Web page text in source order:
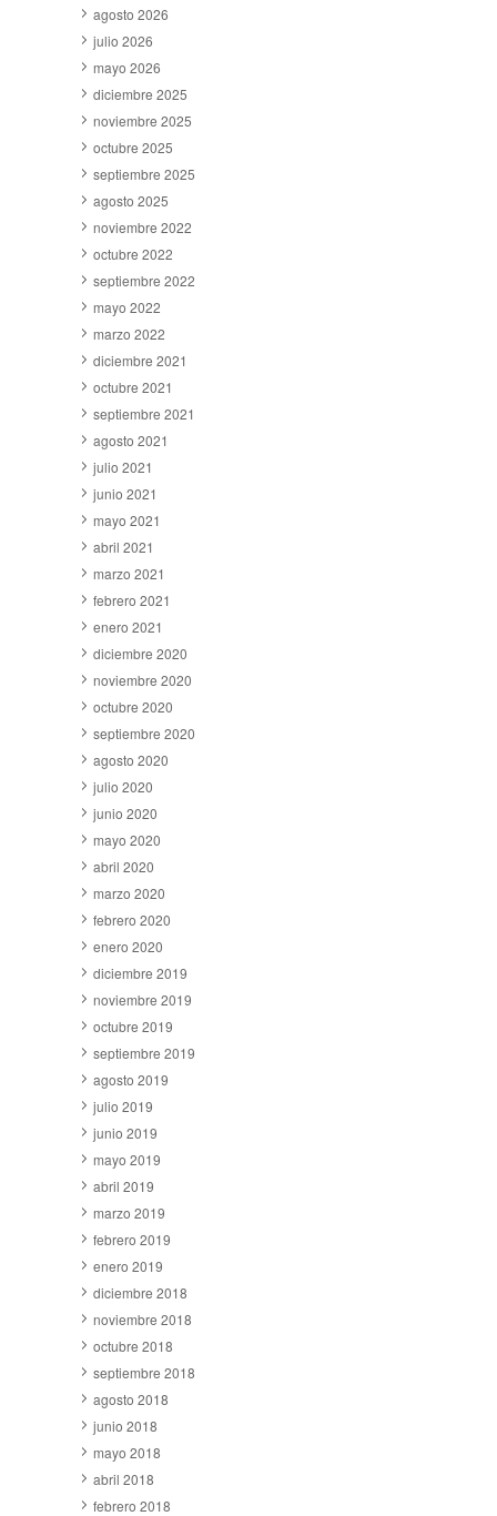
agosto 2026
julio 2026
mayo 2026
diciembre 2025
noviembre 2025
octubre 2025
septiembre 2025
agosto 2025
noviembre 2022
octubre 2022
septiembre 2022
mayo 2022
marzo 2022
diciembre 2021
octubre 2021
septiembre 2021
agosto 2021
julio 2021
junio 2021
mayo 2021
abril 2021
marzo 2021
febrero 2021
enero 2021
diciembre 2020
noviembre 2020
octubre 2020
septiembre 2020
agosto 2020
julio 2020
junio 2020
mayo 2020
abril 2020
marzo 2020
febrero 2020
enero 2020
diciembre 2019
noviembre 2019
octubre 2019
septiembre 2019
agosto 2019
julio 2019
junio 2019
mayo 2019
abril 2019
marzo 2019
febrero 2019
enero 2019
diciembre 2018
noviembre 2018
octubre 2018
septiembre 2018
agosto 2018
junio 2018
mayo 2018
abril 2018
febrero 2018